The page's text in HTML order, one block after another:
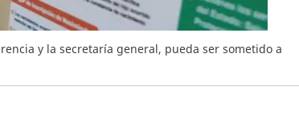
y la secretaría general, pueda ser sometido a